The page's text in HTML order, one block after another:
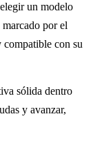
un modelo
por el
compatible con su
sólida dentro
y avanzar,